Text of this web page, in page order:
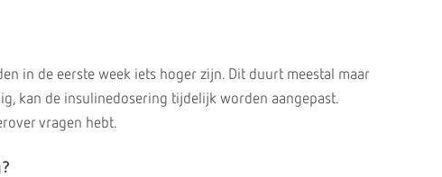
in de eerste week iets hoger zijn. Dit duurt meestal maar
kan de insulinedosering tijdelijk worden aangepast.
vragen hebt.